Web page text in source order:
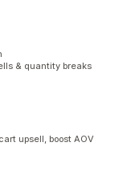
& quantity breaks
upsell, boost AOV